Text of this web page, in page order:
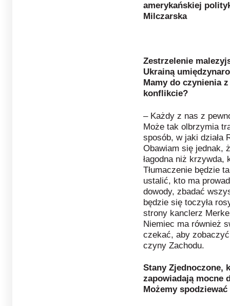
amerykańskiej
Milczarska
Zestrzelenie
Ukrainą
Mamy do czynienia
konflikcie?
– Każdy z nas z
Może tak olbrzymia
sposób, w jaki działa
Obawiam się jednak,
łagodna niż krzywda,
Tłumaczenie będzie
ustalić, kto ma
dowody, zbadać
będzie się toczyła
strony kanclerz
Niemiec ma również
czekać, aby
czyny Zachodu.
Stany Zjednoczone,
zapowiadają mocne
Możemy